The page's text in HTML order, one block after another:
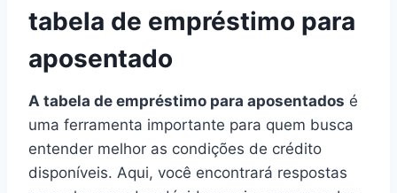
tabela de empréstimo para
aposentado
A tabela de empréstimo para aposentados é
uma ferramenta importante para quem busca
entender melhor as condições de crédito
disponíveis. Aqui, você encontrará respostas